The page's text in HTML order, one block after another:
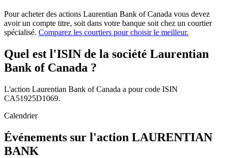
Pour acheter des actions Laurentian Bank of Canada vous devez
avoir un compte titre, soit dans votre banque soit chez un courtier
spécialisé. Comparez les courtiers pour choisir le meilleur.
Quel est l'ISIN de la société Laurentian
Bank of Canada ?
L'action Laurentian Bank of Canada a pour code ISIN
CA51925D1069.
Calendrier
Événements sur l'action LAURENTIAN
BANK